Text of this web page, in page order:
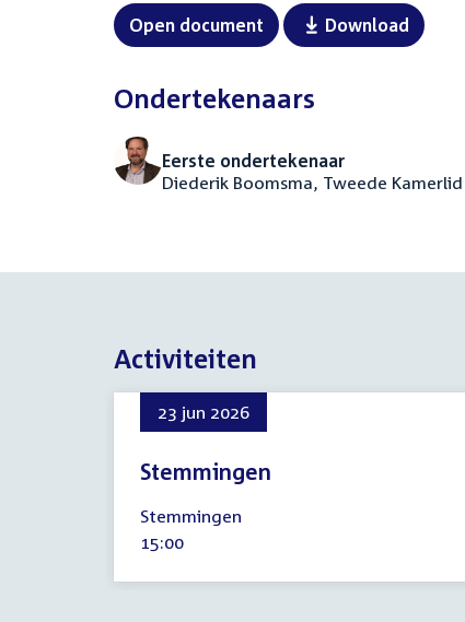
Open document Download
Ondertekenaars
Eerste ondertekenaar
Diederik Boomsma, Tweede Kamerlid
Activiteiten
23 jun 2026
Stemmingen
juni
2026
Stemmingen
Tijd
15:00